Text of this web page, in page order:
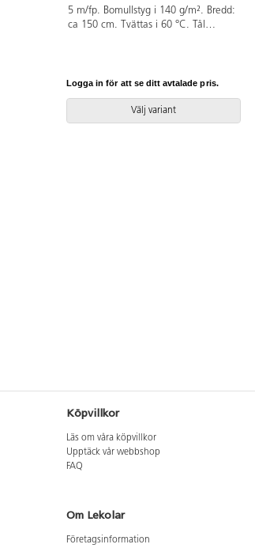
5 m/fp. Bomullstyg i 140 g/m². Bredd:
ca 150 cm. Tvättas i 60 °C. Tål
PVC-fri.
Logga in för att se ditt avtalade pris.
Välj variant
Köpvillkor
Läs om våra köpvillkor
Upptäck vår webbshop
FAQ
Om Lekolar
Företagsinformation